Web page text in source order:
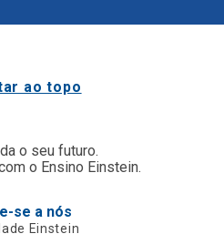
ao topo
o seu futuro.
o Ensino Einstein.
se a nós
Einstein